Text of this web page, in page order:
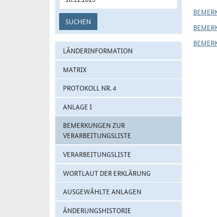
SUCHEN
LÄNDERINFORMATION
MATRIX
PROTOKOLL NR. 4
ANLAGE I
BEMERKUNGEN ZUR
VERARBEITUNGSLISTE
VERARBEITUNGSLISTE
WORTLAUT DER ERKLÄRUNG
AUSGEWÄHLTE ANLAGEN
ÄNDERUNGSHISTORIE